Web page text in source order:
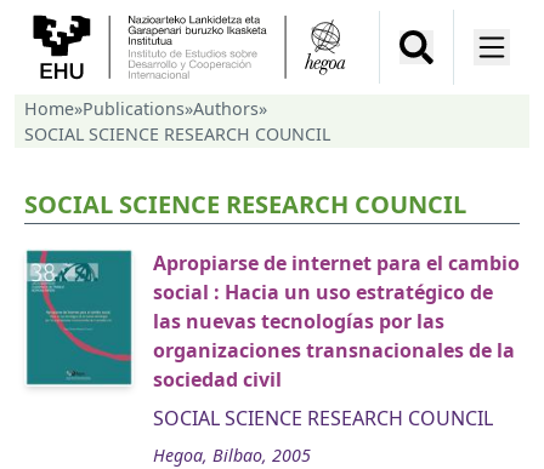
Home»Publications»Authors»
SOCIAL SCIENCE RESEARCH COUNCIL
SOCIAL SCIENCE RESEARCH COUNCIL
Apropiarse de internet para el cambio
social : Hacia un uso estratégico de
las nuevas tecnologías por las
organizaciones transnacionales de la
sociedad civil
SOCIAL SCIENCE RESEARCH COUNCIL
Hegoa, Bilbao, 2005